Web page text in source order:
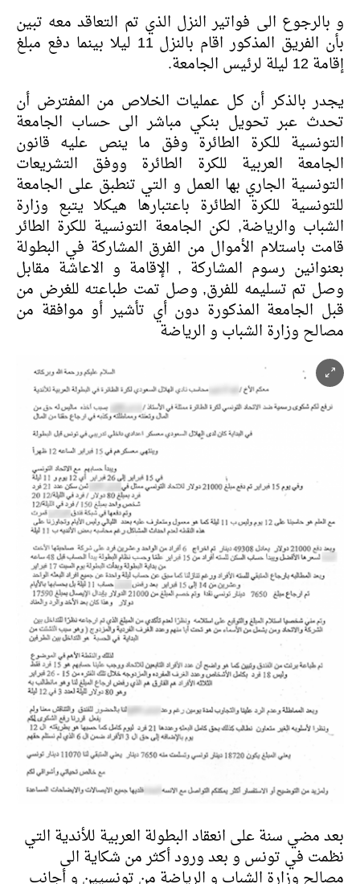
و بالرجوع الى فواتير النزل الذي تم التعاقد معه تبين
بأن الفريق المذكور اقام بالنزل 11 ليلا بينما دفع مبلغ
إقامة 12 ليلة لرئيس الجامعة.
يجدر بالذكر أن كل عمليات الخلاص من المفترض أن
تحدث عبر تحويل بنكي مباشر الى حساب الجامعة
التونسية للكرة الطائرة وفق ما ينص عليه قانون
الجامعة العربية للكرة الطائرة ووفق التشريعات
التونسية الجاري بها العمل و التي تنطبق على الجامعة
للتونسية للكرة الطائرة باعتبارها هيكلا يتبع وزارة
الشباب والرياضة, لكن الجامعة التونسية للكرة الطائر
قامت باستلام الأموال من الفرق المشاركة في البطولة
بعنوانين رسوم المشاركة , الإقامة و الاعاشة مقابل
وصل تم تسليمه للفرق, وصل تمت طباعته للغرض من
قبل الجامعة المذكورة دون أي تأشير أو موافقة من
مصالح وزارة الشباب و الرياضة
بعد مضي سنة على انعقاد البطولة العربية للأندية التي
نظمت في تونس و بعد ورود أكثر من شكاية الى
مصالح وزارة الشباب و الرياضة من تونسيين و أجانب